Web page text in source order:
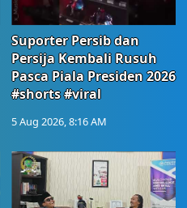
Suporter Persib dan
Persija Kembali Rusuh
Pasca Piala Presiden 2026
#shorts #viral
5 Aug 2026, 8:16 AM